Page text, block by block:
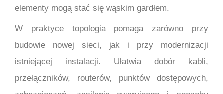
elementy mogą stać się wąskim gardłem.
W praktyce topologia pomaga zarówno przy
budowie nowej sieci, jak i przy modernizacji
istniejącej instalacji. Ułatwia dobór kabli,
przełączników, routerów, punktów dostępowych,